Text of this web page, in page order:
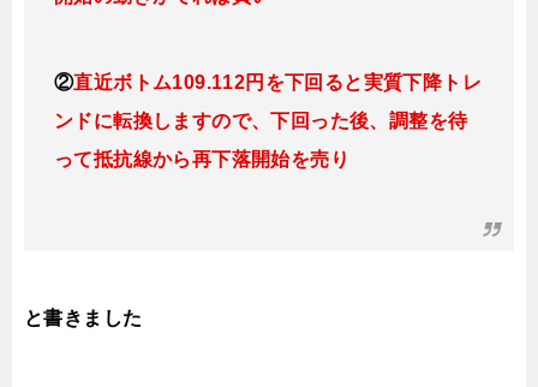
②直近ボトム109.112円を下回ると実質下降トレ
ンドに転換しますので、下回った後、調整を待
って抵抗線から再下落開始を売り
と書きました